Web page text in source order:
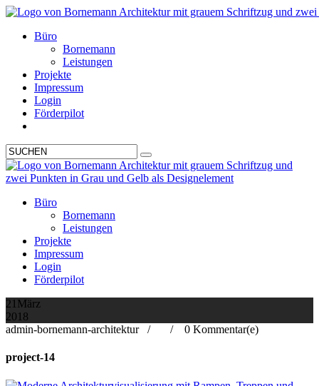
Büro
Bornemann
Leistungen
Projekte
Impressum
Login
Förderpilot
Büro
Bornemann
Leistungen
Projekte
Impressum
Login
Förderpilot
21 März
2018
admin-bornemann-architektur /
/ 0 Kommentar(e)
project-14